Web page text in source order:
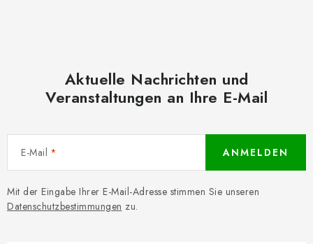
Aktuelle Nachrichten und
Veranstaltungen an Ihre E-Mail
E-Mail
Mit der Eingabe Ihrer E-Mail-Adresse stimmen Sie unseren
Datenschutzbestimmungen zu.
ANMELDEN